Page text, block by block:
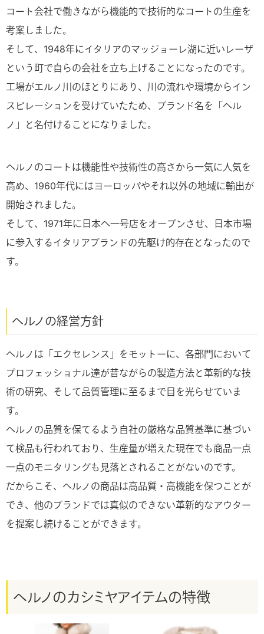
コート会社で働きながら機能的で技術的なコートの生産を
考案しました。
そして、1948年にイタリアのマッジョーレ湖に近いレーザ
という町で自らの会社を立ち上げることになったのです。
工場がエルノ川のほとりにあり、川の流れや環境からイン
スピレーションを受けていたため、ブランド名を「ヘル
ノ」と名付けることになりました。
ヘルノのコートは機能性や技術性の高さから一気に人気を
高め、1960年代にはヨーロッパやそれ以外の地域に輸出が
開始されました。
そして、1971年に日本へ一号店をオープンさせ、日本市場
に参入するイタリアブランドの先駆け的存在となったので
す。
ヘルノの経営方針
ヘルノは「エクセレンス」をモットーに、各部門において
プロフェッショナル達が昔ながらの製造方法と革新的な技
術の研究、そして品質管理に至るまで目を光らせていま
す。
ヘルノの品質を保てるよう自社の厳格な品質基準に基づい
て検品も行われており、生産量が増えた現在でも商品一点
一点のモニタリングも見落とされることがないのです。
だからこそ、ヘルノの商品は高品質・高機能を保つことが
でき、他のブランドでは真似のできない革新的なアウター
を提案し続けることができます。
ヘルノのカシミヤアイテムの特徴